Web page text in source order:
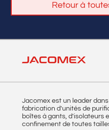
Retour à
Jacomex est un leader
fabrication d'unités de
boîtes à gants, d'isolateurs
confinement de toutes